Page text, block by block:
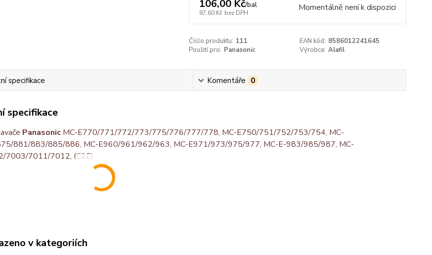
106,00 Kč/bal
87,60 Kč bez DPH Momentálně není k dispozici
Číslo produktu: 111 EAN kód: 8586012241645
Použití pro: Panasonic Výrobce: Alafil
specifikace Komentáře 0
specifikace
PanasonicMC-E770/771/772/773/775/776/777/778, MC-E750/751/752/753/754, MC-
881/883/885/886, MC-E960/961/962/963, MC-E971/973/975/977, MC-E-983/985/987, MC-
7003/7011/7012, (C2E)
v kategoriích